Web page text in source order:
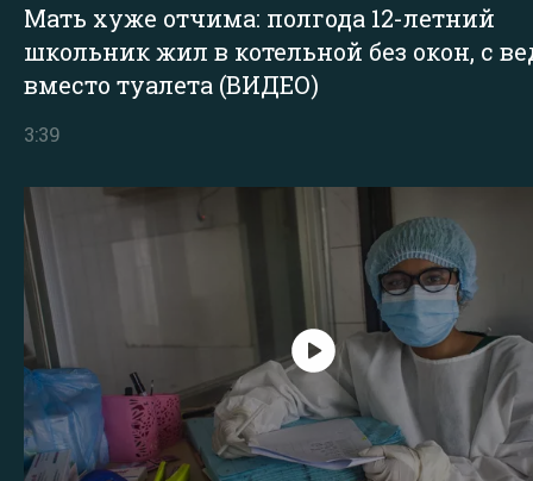
Мать хуже отчима: полгода 12-летний
школьник жил в котельной без окон, с
вместо туалета (ВИДЕО)
3:39